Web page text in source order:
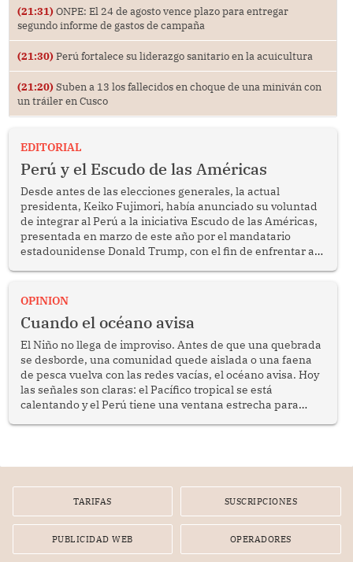
(21:31) ONPE: El 24 de agosto vence plazo para entregar
segundo informe de gastos de campaña
(21:30) Perú fortalece su liderazgo sanitario en la acuicultura
(21:20) Suben a 13 los fallecidos en choque de una miniván con
un tráiler en Cusco
EDITORIAL
Perú y el Escudo de las Américas
Desde antes de las elecciones generales, la actual
presidenta, Keiko Fujimori, había anunciado su voluntad
de integrar al Perú a la iniciativa Escudo de las Américas,
presentada en marzo de este año por el mandatario
estadounidense Donald Trump, con el fin de enfrentar al
OPINION
Cuando el océano avisa
El Niño no llega de improviso. Antes de que una quebrada
se desborde, una comunidad quede aislada o una faena
de pesca vuelva con las redes vacías, el océano avisa. Hoy
las señales son claras: el Pacífico tropical se está
calentando y el Perú tiene una ventana estrecha para
TARIFAS SUSCRIPCIONES
PUBLICIDAD WEB OPERADORES